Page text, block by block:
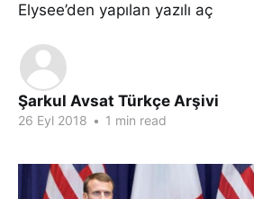
Elysee’den yapılan yazılı aç
Şarkul Avsat Türkçe Arşivi
26 Eyl 2018 • 1 min read